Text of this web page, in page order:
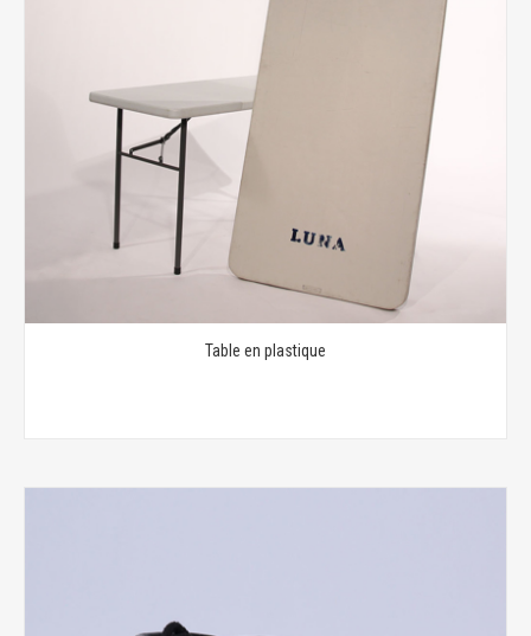
Table en plastique